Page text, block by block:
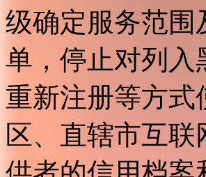
级确定服务范围
单，停止对列入
重新注册等方
区、直辖市互